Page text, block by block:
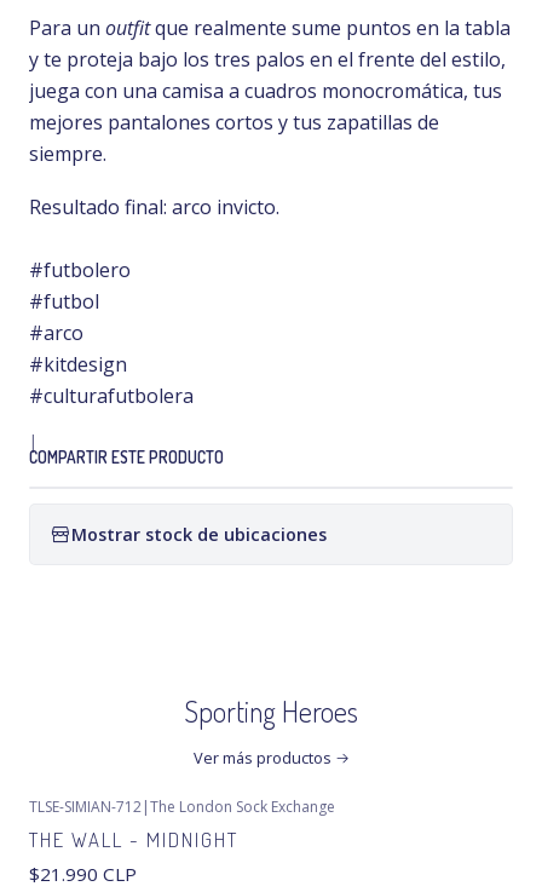
Para un outfitque realmente sume puntos en la tabla
y te proteja bajo los tres palos en el frente del estilo,
juega con una camisa a cuadros monocromática, tus
mejores pantalones cortos y tus zapatillas de
siempre.
Resultado final: arco invicto.
#futbolero
#futbol
#arco
#kitdesign
#culturafutbolera
|
COMPARTIR ESTE PRODUCTO
Mostrar stock de ubicaciones
Sporting Heroes
Ver más productos
TLSE-SIMIAN-712|The London Sock Exchange
THE WALL - MIDNIGHT
$21.990 CLP